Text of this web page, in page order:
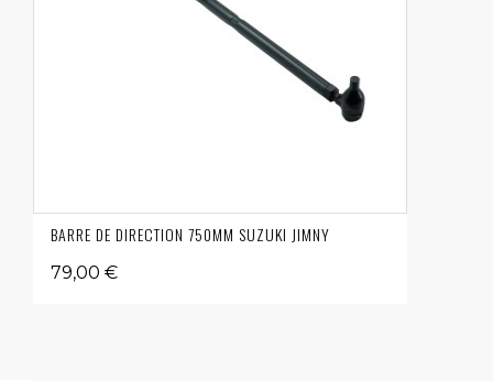
BARRE DE DIRECTION 750MM SUZUKI JIMNY
79,00 €